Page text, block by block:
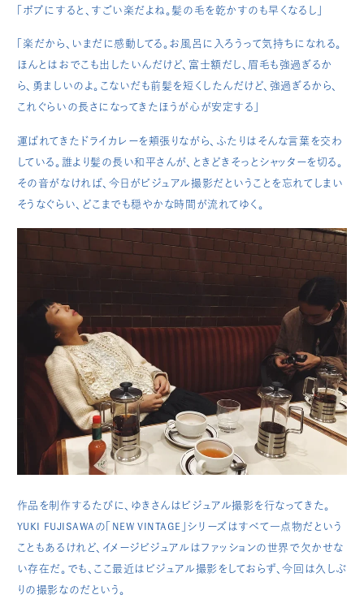
「ボブにすると、すごい楽だよね。髪の毛を乾かすのも早くなるし」
「楽だから、いまだに感動してる。お風呂に入ろうって気持ちになれる。
ほんとはおでこも出したいんだけど、富士額だし、眉毛も強過ぎるか
ら、勇ましいのよ。こないだも前髪を短くしたんだけど、強過ぎるから、
これぐらいの長さになってきたほうが心が安定する」
運ばれてきたドライカレーを頬張りながら、ふたりはそんな言葉を交わ
している。誰より髪の長い和平さんが、ときどきそっとシャッターを切る。
その音がなければ、今日がビジュアル撮影だということを忘れてしまい
そうなぐらい、どこまでも穏やかな時間が流れてゆく。
作品を制作するたびに、ゆきさんはビジュアル撮影を行なってきた。
YUKI FUJISAWAの「NEW VINTAGE」シリーズはすべて一点物だという
こともあるけれど、イメージビジュアルはファッションの世界で欠かせな
い存在だ。でも、ここ最近はビジュアル撮影をしておらず、今回は久しぶ
りの撮影なのだという。